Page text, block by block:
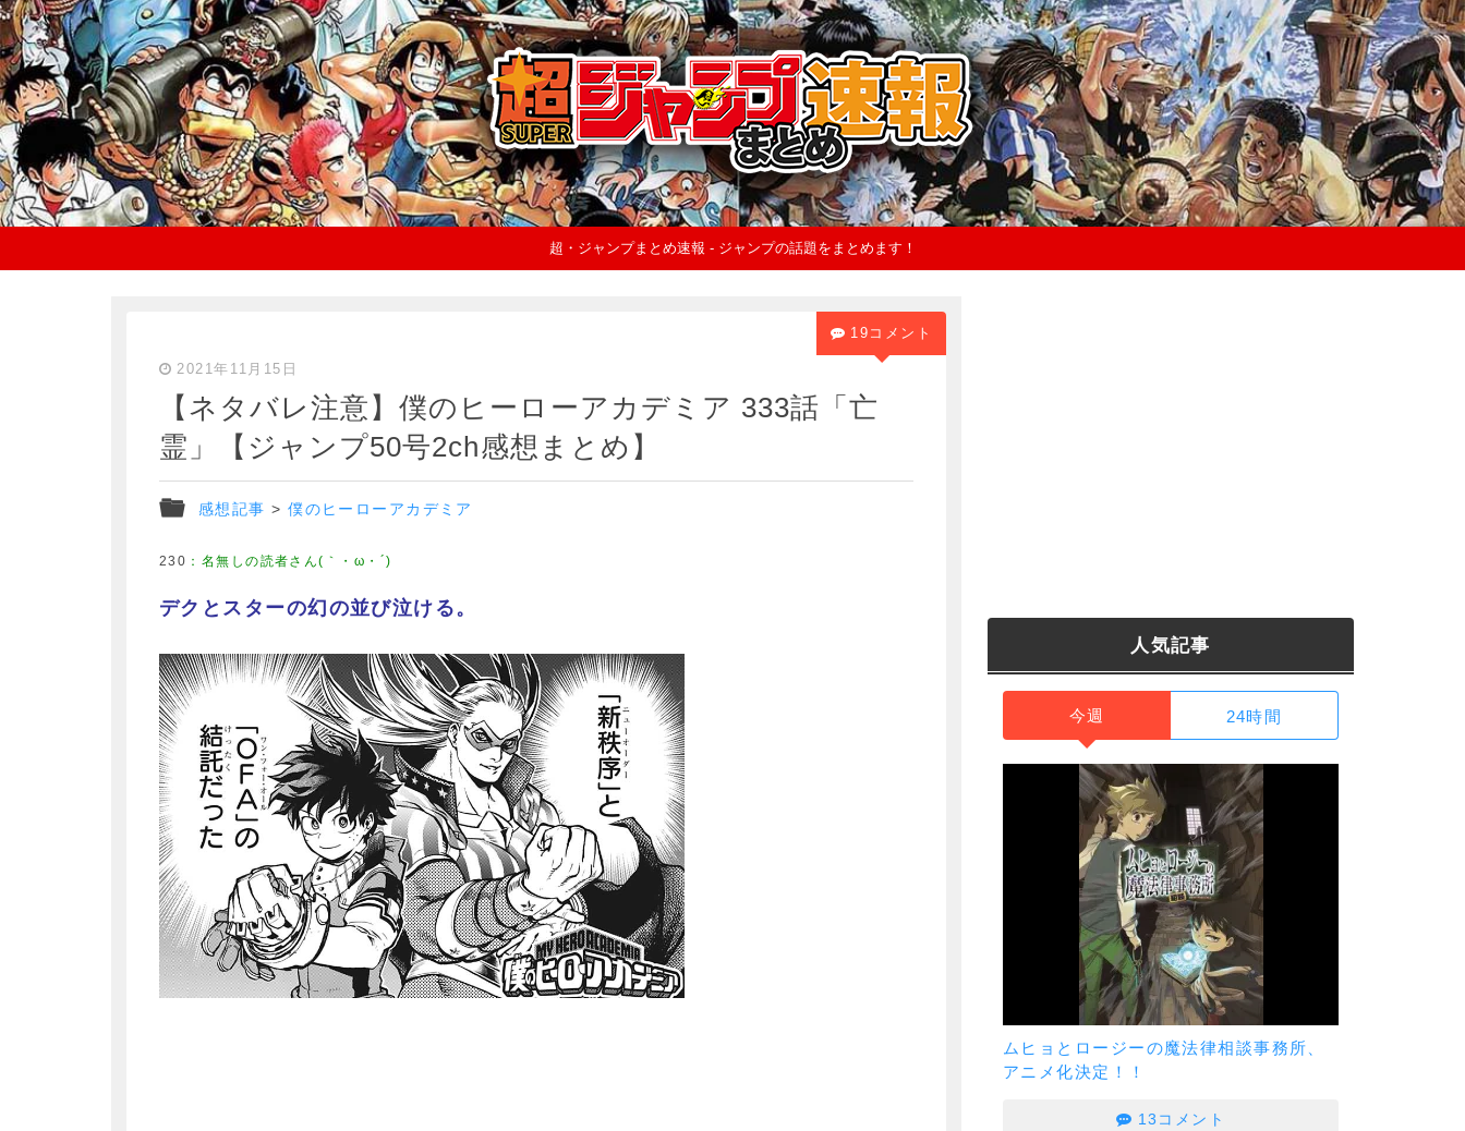
超・ジャンプまとめ速報 - ジャンプの話題をまとめます！
2021年11月15日
【ネタバレ注意】僕のヒーローアカデミア 333話「亡
霊」【ジャンプ50号2ch感想まとめ】
感想記事 >僕のヒーローアカデミア
19コメント
230 ： 名無しの読者さん(｀・ω・´)
デクとスターの幻の並び泣ける。
人気記事
今週 24時間
ムヒョとロージーの魔法律相談事務所、
アニメ化決定！！
13コメント